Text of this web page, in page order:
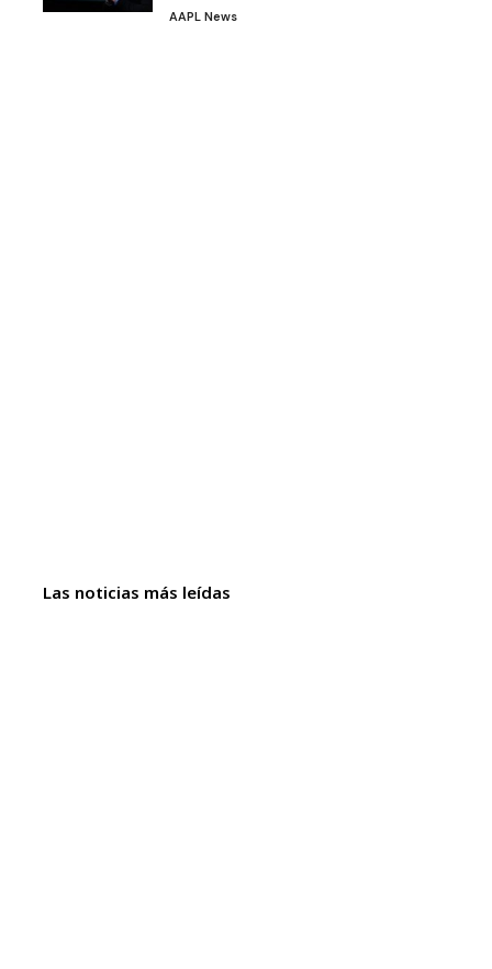
AAPL News
Las noticias más leídas